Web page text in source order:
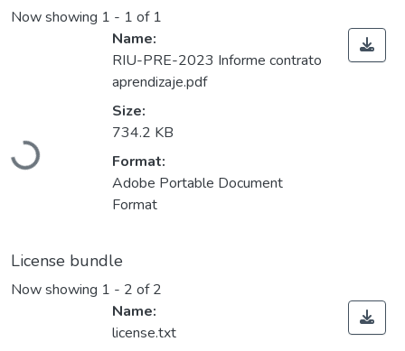
Now showing 1 - 1 of 1
Loading...
Name:
RIU-PRE-2023 Informe contrato
aprendizaje.pdf
Size:
734.2 KB
Format:
Adobe Portable Document
Format
License bundle
Now showing 1 - 2 of 2
Name:
license.txt